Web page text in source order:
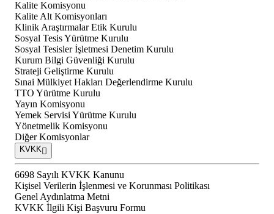
Kalite Komisyonu
Kalite Alt Komisyonları
Klinik Araştırmalar Etik Kurulu
Sosyal Tesis Yürütme Kurulu
Sosyal Tesisler İşletmesi Denetim Kurulu
Kurum Bilgi Güvenliği Kurulu
Strateji Geliştirme Kurulu
Sınai Mülkiyet Hakları Değerlendirme Kurulu
TTO Yürütme Kurulu
Yayın Komisyonu
Yemek Servisi Yürütme Kurulu
Yönetmelik Komisyonu
Diğer Komisyonlar
KVKK
6698 Sayılı KVKK Kanunu
Kişisel Verilerin İşlenmesi ve Korunması Politikası
Genel Aydınlatma Metni
KVKK İlgili Kişi Başvuru Formu